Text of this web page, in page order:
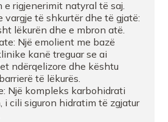
rigjenerimit natyral të saj.
vargje të shkurtër dhe të gjatë:
lëkurën dhe e mbron atë.
Një emolient me bazë
kanë treguar se ai
ndërqelizore dhe kështu
të lëkurës.
Një kompleks karbohidrati
i cili siguron hidratim të zgjatur